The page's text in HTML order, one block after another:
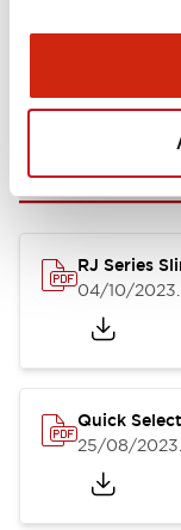
RJ Series
04/10/2023
Quick
25/08/2023